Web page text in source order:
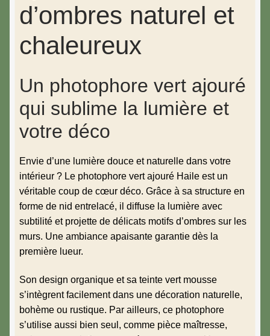
d’ombres naturel et
chaleureux
Un photophore vert ajouré
qui sublime la lumière et
votre déco
Envie d’une lumière douce et naturelle dans votre
intérieur ? Le photophore vert ajouré Haile est un
véritable coup de cœur déco. Grâce à sa structure en
forme de nid entrelacé, il diffuse la lumière avec
subtilité et projette de délicats motifs d’ombres sur les
murs. Une ambiance apaisante garantie dès la
première lueur.
Son design organique et sa teinte vert mousse
s’intègrent facilement dans une décoration naturelle,
bohème ou rustique. Par ailleurs, ce photophore
s’utilise aussi bien seul, comme pièce maîtresse,